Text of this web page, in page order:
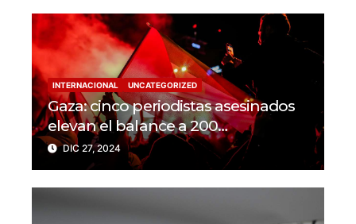
INTERNACIONAL UNCATEGORIZED
Gaza: cinco periodistas asesinados
elevan el balance a 200
trabajadores de la prensa muertos
en 2024
DIC 27, 2024